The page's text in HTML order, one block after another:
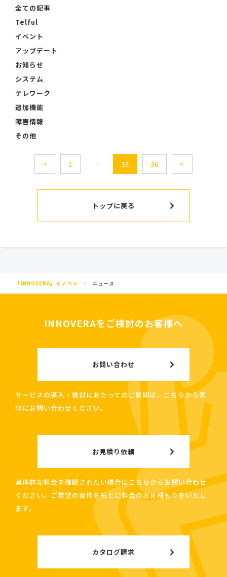
全ての記事
Telful
イベント
アップデート
お知らせ
システム
テレワーク
追加機能
障害情報
その他
< 1 … 35 36 >
トップに戻る
「INNOVERA」イノベラ > ニュース
INNOVERAをご検討のお客様へ
お問い合わせ
サービスの導入・検討にあたってのご質問は、こちらから気
軽にお問い合わせください。
お見積り依頼
具体的な料金を確認されたい場合はこちらからお問い合わせ
ください。ご希望の要件をもとに料金のお見積もりをいたし
ます。
カタログ請求